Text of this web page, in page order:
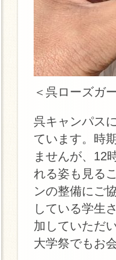
＜呉ローズガ
呉キャンパス
ています。時
ませんが、12
れる姿も見る
ンの整備にご
している学生
加していただ
大学祭でもお